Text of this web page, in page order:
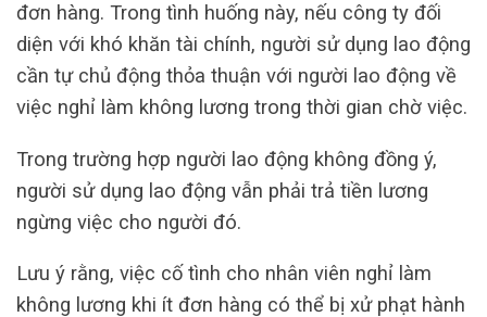
đơn hàng. Trong tình huống này, nếu công ty đối
diện với khó khăn tài chính, người sử dụng lao động
cần tự chủ động thỏa thuận với người lao động về
việc nghỉ làm không lương trong thời gian chờ việc.
Trong trường hợp người lao động không đồng ý,
người sử dụng lao động vẫn phải trả tiền lương
ngừng việc cho người đó.
Lưu ý rằng, việc cố tình cho nhân viên nghỉ làm
không lương khi ít đơn hàng có thể bị xử phạt hành